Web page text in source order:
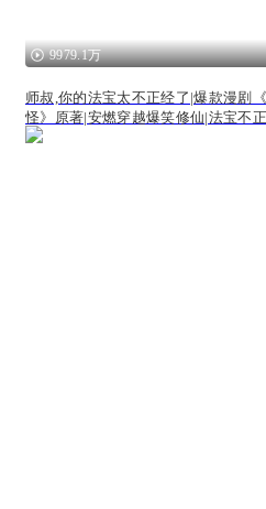
9979.1万
师叔,你的法宝太不正经了|爆款漫剧
怪》原著|安燃穿越爆笑修仙|法宝不